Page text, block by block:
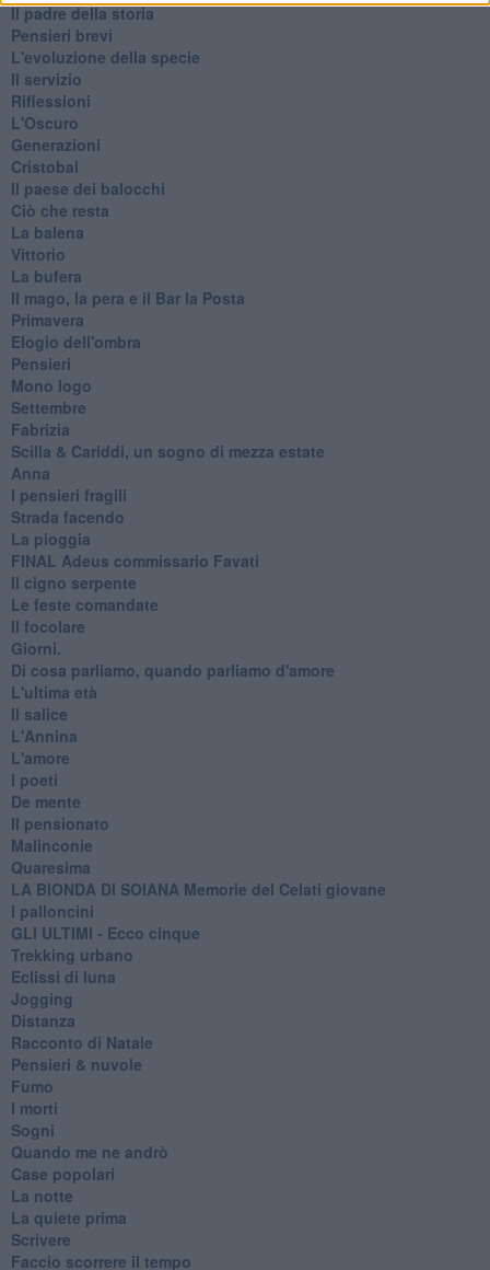
Il padre della storia
Pensieri brevi
L'evoluzione della specie
Il servizio
Riflessioni
L'Oscuro
Generazioni
Cristobal
Il paese dei balocchi
Ciò che resta
La balena
Vittorio
La bufera
Il mago, la pera e il Bar la Posta
Primavera
Elogio dell'ombra
Pensieri
Mono logo
Settembre
Fabrizia
​Scilla & Cariddi, un sogno di mezza estate
Anna
I pensieri fragili
Strada facendo
La pioggia
FINAL Adeus commissario Favati
Il cigno serpente
Le feste comandate
Il focolare
Giorni.
Di cosa parliamo, quando parliamo d'amore
L'ultima età
Il salice
L'Annina
L'amore
I poeti
De mente
Il pensionato
Malinconie
Quaresima
LA BIONDA DI SOIANA Memorie del Celati giovane
I palloncini
GLI ULTIMI - Ecco cinque
Trekking urbano
Eclissi di luna
Jogging
Distanza
Racconto di Natale
Pensieri & nuvole
Fumo
I morti
Sogni
Quando me ne andrò
Case popolari
La notte
La quiete prima
Scrivere
Faccio scorrere il tempo